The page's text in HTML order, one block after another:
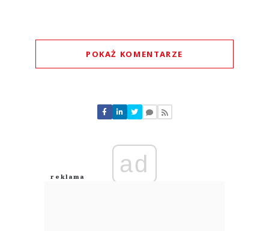
POKAŻ KOMENTARZE
Nie znaleziono komentarzy
Zostaw swoje komentarze
Anuluj
ad